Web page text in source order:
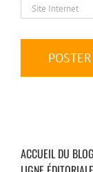
ACCUEIL DU